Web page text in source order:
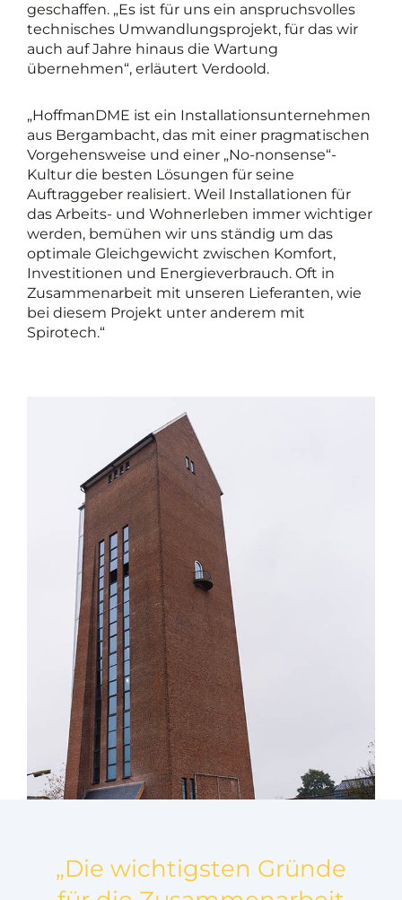
geschaffen. „Es ist für uns ein anspruchsvolles
technisches Umwandlungsprojekt, für das wir
auch auf Jahre hinaus die Wartung
übernehmen“, erläutert Verdoold.
„HoffmanDME ist ein Installationsunternehmen
aus Bergambacht, das mit einer pragmatischen
Vorgehensweise und einer „No-nonsense“-
Kultur die besten Lösungen für seine
Auftraggeber realisiert. Weil Installationen für
das Arbeits- und Wohnerleben immer wichtiger
werden, bemühen wir uns ständig um das
optimale Gleichgewicht zwischen Komfort,
Investitionen und Energieverbrauch. Oft in
Zusammenarbeit mit unseren Lieferanten, wie
bei diesem Projekt unter anderem mit
Spirotech.“
„Die wichtigsten Gründe